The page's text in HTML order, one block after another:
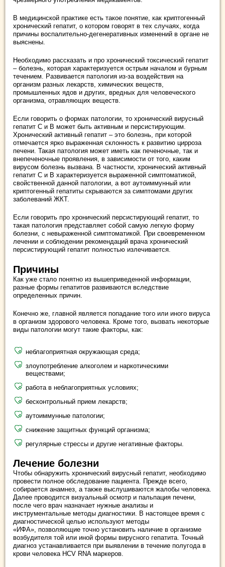
В медицинской практике есть такое понятие, как криптогенный
хронический гепатит, о котором говорят в тех случаях, когда
причины воспалительно-дегенеративных изменений в органе не
выяснены.
Необходимо рассказать и про хронический токсический гепатит
– болезнь, которая характеризуется острым началом и бурным
течением. Развивается патология из-за воздействия на
организм разных лекарств, химических веществ,
промышленных ядов и других, вредных для человеческого
организма, отравляющих веществ.
Если говорить о формах патологии, то хронический вирусный
гепатит С и В может быть активным и персистирующим.
Хронический активный гепатит – это болезнь, при которой
отмечается ярко выраженная склонность к развитию цирроза
печени. Такая патология может иметь как печеночные, так и
внепеченочные проявления, в зависимости от того, каким
вирусом болезнь вызвана. В частности, хронический активный
гепатит С и В характеризуется выраженной симптоматикой,
свойственной данной патологии, а вот аутоиммунный или
криптогенный гепатиты скрываются за симптомами других
заболеваний ЖКТ.
Если говорить про хронический персистирующий гепатит, то
такая патология представляет собой самую легкую форму
болезни, с невыраженной симптоматикой. При своевременном
лечении и соблюдении рекомендаций врача хронический
персистирующий гепатит полностью излечивается.
Причины
Как уже стало понятно из вышеприведенной информации,
разные формы гепатитов развиваются вследствие
определенных причин.
Конечно же, главной является попадание того или иного вируса
в организм здорового человека. Кроме того, вызвать некоторые
виды патологии могут такие факторы, как:
неблагоприятная окружающая среда;
злоупотребление алкоголем и наркотическими
веществами;
работа в неблагоприятных условиях;
бесконтрольный прием лекарств;
аутоиммунные патологии;
снижение защитных функций организма;
регулярные стрессы и другие негативные факторы.
Лечение болезни
Чтобы обнаружить хронический вирусный гепатит, необходимо
провести полное обследование пациента. Прежде всего,
собирается анамнез, а также выслушиваются жалобы человека.
Далее проводится визуальный осмотр и пальпация печени,
после чего врач назначает нужные анализы и
инструментальные методы диагностики. В настоящее время с
диагностической целью используют методы
«ИФА», позволяющие точно установить наличие в организме
возбудителя той или иной формы вирусного гепатита. Точный
диагноз устанавливается при выявлении в течение полугода в
крови человека HCV RNA маркеров.